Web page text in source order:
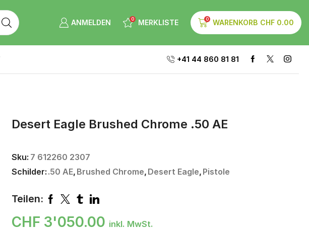
ANMELDEN 0 MERKLISTE 0 WARENKORB CHF0.00
+41 44 860 81 81
Desert Eagle Brushed Chrome .50 AE
Sku: 7 612260 2307
Schilder: .50 AE, Brushed Chrome, Desert Eagle, Pistole
Teilen:
CHF 3'050.00 inkl. MwSt.